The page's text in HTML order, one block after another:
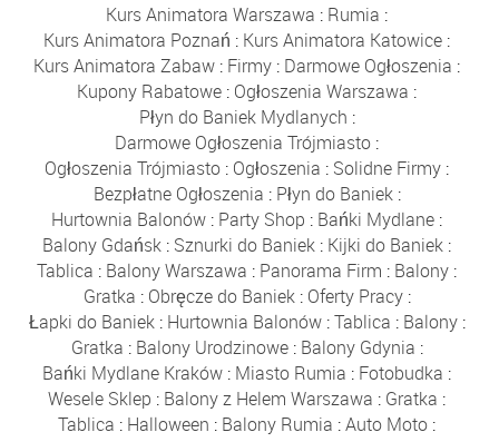
Kurs Animatora Warszawa : Rumia :
Kurs Animatora Poznań : Kurs Animatora Katowice :
Kurs Animatora Zabaw : Firmy : Darmowe Ogłoszenia :
Kupony Rabatowe : Ogłoszenia Warszawa :
Płyn do Baniek Mydlanych :
Darmowe Ogłoszenia Trójmiasto :
Ogłoszenia Trójmiasto : Ogłoszenia : Solidne Firmy :
Bezpłatne Ogłoszenia : Płyn do Baniek:
Hurtownia Balonów : Party Shop : Bańki Mydlane :
Balony Gdańsk : Sznurki do Baniek : Kijki do Baniek :
Tablica : Balony Warszawa : Panorama Firm : Balony :
Gratka : Obręcze do Baniek: Oferty Pracy:
Łapki do Baniek: Hurtownia Balonów:Tablica : Balony:
Gratka : Balony Urodzinowe: Balony Gdynia :
Bańki Mydlane Kraków : Miasto Rumia : Fotobudka :
Wesele Sklep : Balony z Helem Warszawa : Gratka :
Tablica : Halloween : Balony Rumia :Auto Moto :